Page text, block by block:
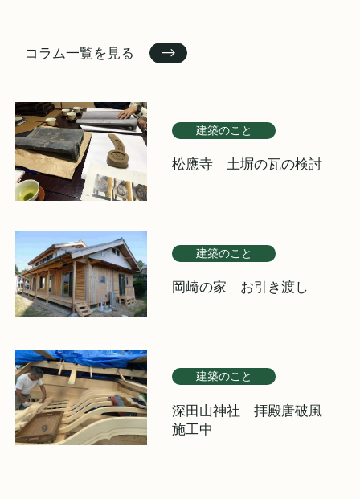
コラム一覧を見る
建築のこと
松應寺 土塀の瓦の検討
建築のこと
岡崎の家 お引き渡し
建築のこと
深田山神社 拝殿唐破風
施工中